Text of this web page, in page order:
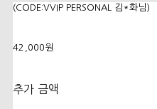
(CODE:VVIP PERSONAL 김*화님)
42,000원
추가 금액